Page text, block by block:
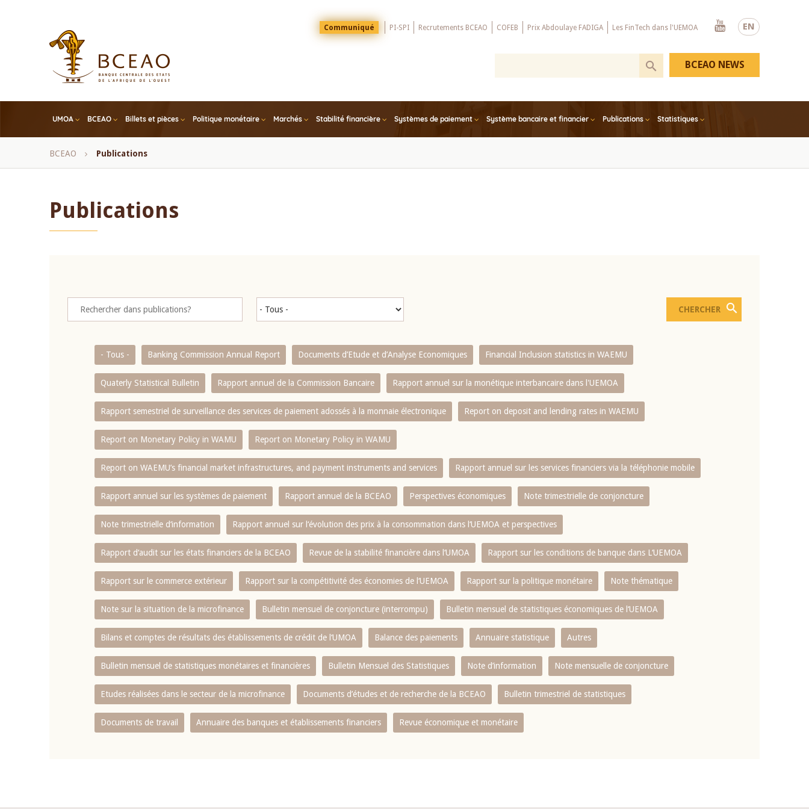
EN
Menu
Top
Communiqué PI-SPI Recrutements BCEAO COFEB Prix Abdoulaye FADIGA Les FinTech dans l'UEMOA
Youtube
UMOA BCEAO Billets et pièces Politique monétaire Marchés Stabilité financière Systèmes de paiement Système bancaire et financier Publications Statistiques
BCEAO NEWS
Fil
BCEAO Publications
Publications
- Tous - Banking Commission Annual Report Documents d’Etude et d’Analyse Economiques Financial Inclusion statistics in WAEMU
Quaterly Statistical Bulletin Rapport annuel de la Commission Bancaire Rapport annuel sur la monétique interbancaire dans l'UEMOA
Rapport semestriel de surveillance des services de paiement adossés à la monnaie électronique Report on deposit and lending rates in WAEMU
Report on Monetary Policy in WAMU Report on Monetary Policy in WAMU
Report on WAEMU’s financial market infrastructures, and payment instruments and services Rapport annuel sur les services financiers via la téléphonie mobile
Rapport annuel sur les systèmes de paiement Rapport annuel de la BCEAO Perspectives économiques Note trimestrielle de conjoncture
Note trimestrielle d‘information Rapport annuel sur l‘évolution des prix à la consommation dans l‘UEMOA et perspectives
Rapport d‘audit sur les états financiers de la BCEAO Revue de la stabilité financière dans l‘UMOA Rapport sur les conditions de banque dans L‘UEMOA
Rapport sur le commerce extérieur Rapport sur la compétitivité des économies de l‘UEMOA Rapport sur la politique monétaire Note thématique
Note sur la situation de la microfinance Bulletin mensuel de conjoncture (interrompu) Bulletin mensuel de statistiques économiques de l‘UEMOA
Bilans et comptes de résultats des établissements de crédit de l‘UMOA Balance des paiements Annuaire statistique Autres
Bulletin mensuel de statistiques monétaires et financières Bulletin Mensuel des Statistiques Note d’information Note mensuelle de conjoncture
Etudes réalisées dans le secteur de la microfinance Documents d’études et de recherche de la BCEAO Bulletin trimestriel de statistiques
Documents de travail Annuaire des banques et établissements financiers Revue économique et monétaire